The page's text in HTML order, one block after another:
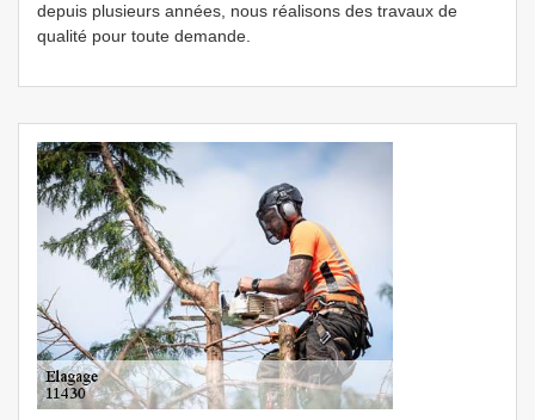
depuis plusieurs années, nous réalisons des travaux de
qualité pour toute demande.